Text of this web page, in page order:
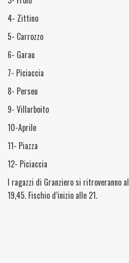
4- Zittino
5- Carrozzo
6- Garau
7- Piciaccia
8- Perseu
9- Villarboito
10-Aprile
11- Piazza
12- Piciaccia
I ragazzi di Granziero si ritroveranno
19,45. Fischio d’inizio alle 21.